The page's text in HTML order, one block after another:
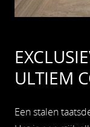
ULTIEM
Een stalen